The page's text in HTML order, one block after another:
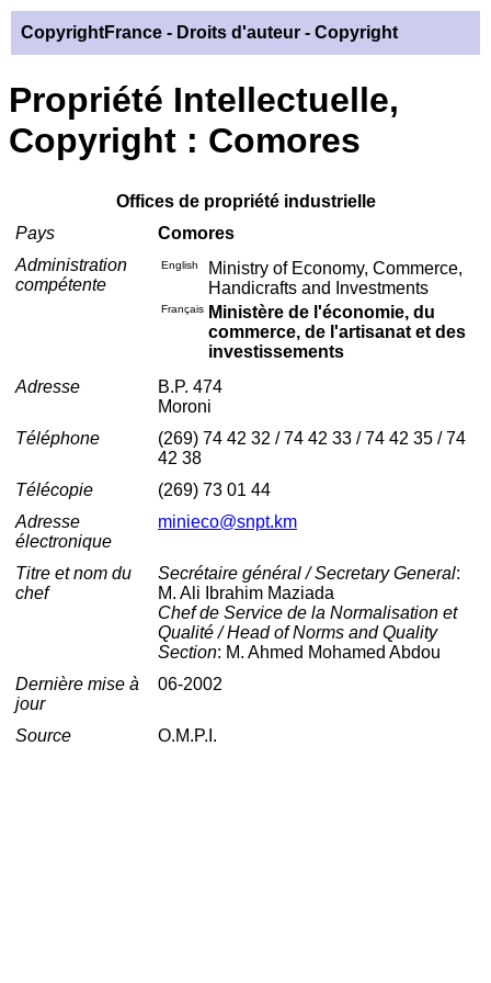
CopyrightFrance - Droits d'auteur - Copyright
Propriété Intellectuelle,
Copyright : Comores
Offices de propriété industrielle
Pays
Comores
Administration
compétente
English
Ministry of Economy, Commerce,
Handicrafts and Investments
Français
Ministère de l'économie, du
commerce, de l'artisanat et des
investissements
Adresse
B.P. 474
Moroni
Téléphone
(269) 74 42 32 / 74 42 33 / 74 42 35 / 74
42 38
Télécopie
(269) 73 01 44
Adresse
électronique
minieco@snpt.km
Titre et nom du
chef
Secrétaire général / Secretary General:
M. Ali Ibrahim Maziada
Chef de Service de la Normalisation et
Qualité / Head of Norms and Quality
Section: M. Ahmed Mohamed Abdou
Dernière mise à
jour
06-2002
Source O.M.P.I.